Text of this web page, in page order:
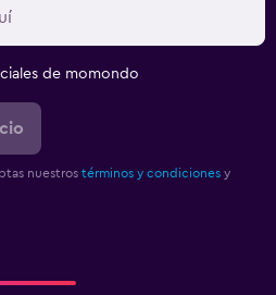
de momondo
nuestros términos y condiciones y